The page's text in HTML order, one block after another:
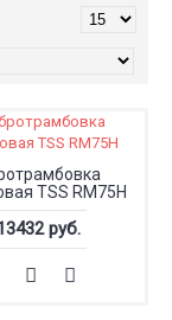
TSS RM75H
руб.